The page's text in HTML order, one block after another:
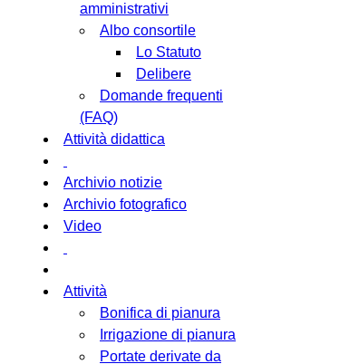
amministrativi
Albo consortile
Lo Statuto
Delibere
Domande frequenti
(FAQ)
Attività didattica
Archivio notizie
Archivio fotografico
Video
Attività
Bonifica di pianura
Irrigazione di pianura
Portate derivate da